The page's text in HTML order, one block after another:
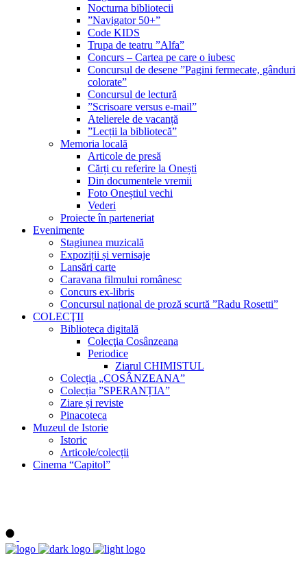
Nocturna bibliotecii
”Navigator 50+”
Code KIDS
Trupa de teatru ”Alfa”
Concurs – Cartea pe care o iubesc
Concursul de desene ”Pagini fermecate, gânduri
colorate”
Concursul de lectură
”Scrisoare versus e-mail”
Atelierele de vacanță
”Lecții la bibliotecă”
Memoria locală
Articole de presă
Cărți cu referire la Onești
Din documentele vremii
Foto Oneștiul vechi
Vederi
Proiecte în parteneriat
Evenimente
Stagiunea muzicală
Expoziții și vernisaje
Lansări carte
Caravana filmului românesc
Concurs ex-libris
Concursul național de proză scurtă ”Radu Rosetti”
COLECŢII
Biblioteca digitală
Colecţia Cosânzeana
Periodice
Ziarul CHIMISTUL
Colecția „COSÂNZEANA”
Colecția ”SPERANȚIA”
Ziare și reviste
Pinacoteca
Muzeul de Istorie
Istoric
Articole/colecții
Cinema “Capitol”